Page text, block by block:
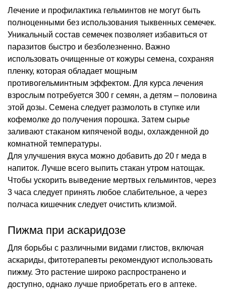
Лечение и профилактика гельминтов не могут быть
полноценными без использования тыквенных семечек.
Уникальный состав семечек позволяет избавиться от
паразитов быстро и безболезненно. Важно
использовать очищенные от кожуры семена, сохраняя
пленку, которая обладает мощным
противогельминтным эффектом. Для курса лечения
взрослым потребуется 300 г семян, а детям – половина
этой дозы. Семена следует размолоть в ступке или
кофемолке до получения порошка. Затем сырье
заливают стаканом кипяченой воды, охлажденной до
комнатной температуры.
Для улучшения вкуса можно добавить до 20 г меда в
напиток. Лучше всего выпить стакан утром натощак.
Чтобы ускорить выведение мертвых гельминтов, через
3 часа следует принять любое слабительное, а через
полчаса кишечник следует очистить клизмой.
Пижма при аскаридозе
Для борьбы с различными видами глистов, включая
аскариды, фитотерапевты рекомендуют использовать
пижму. Это растение широко распространено и
доступно, однако лучше приобретать его в аптеке.